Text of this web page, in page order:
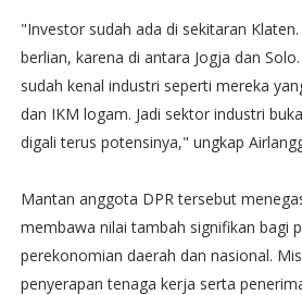
"Investor sudah ada di sekitaran
berlian, karena di antara Jogja dan
sudah kenal industri seperti mereka
dan IKM logam. Jadi sektor industri
digali terus potensinya," ungkap
Mantan anggota DPR tersebut
membawa nilai tambah signifikan bagi
perekonomian daerah dan nasional.
penyerapan tenaga kerja serta